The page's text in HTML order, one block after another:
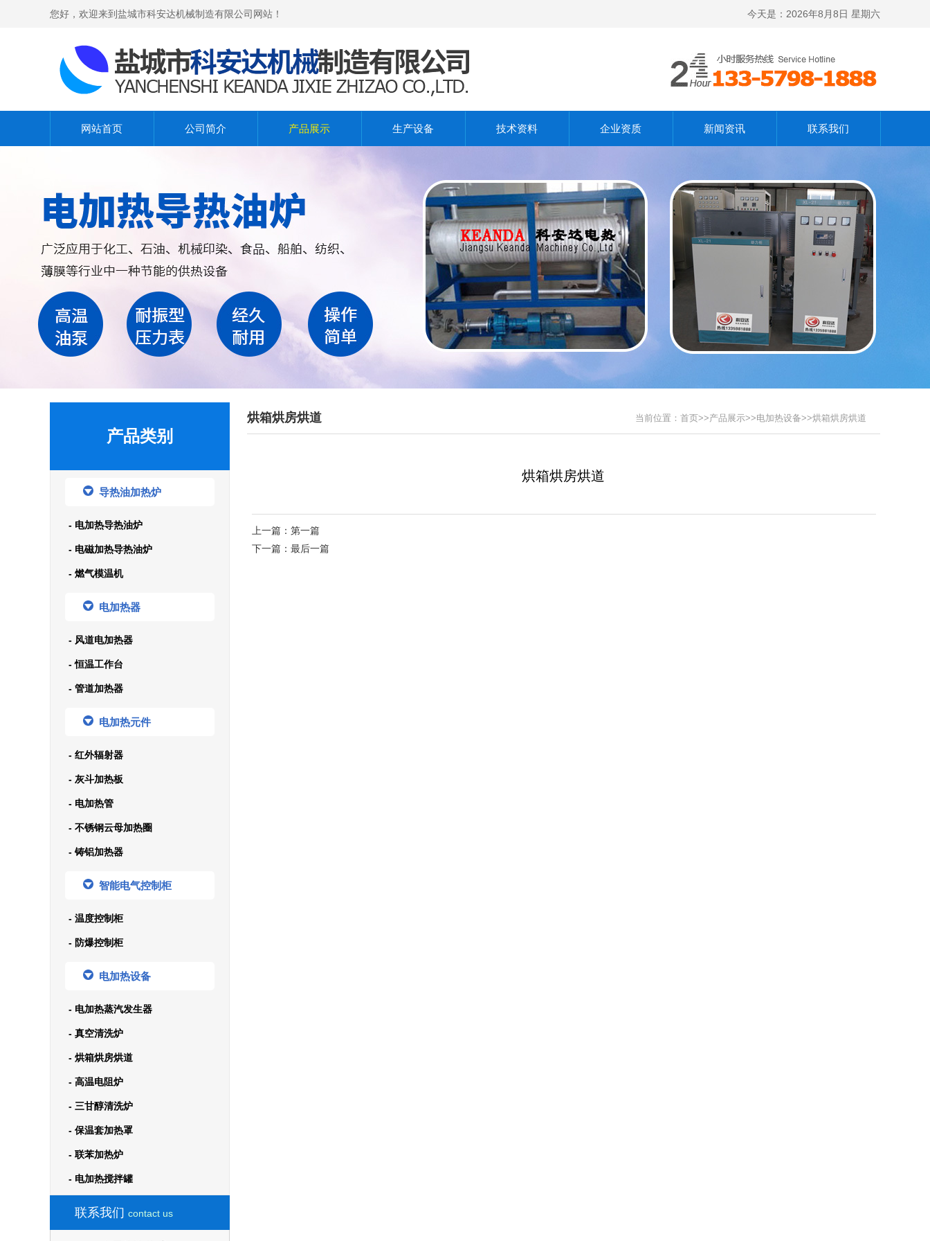
您好，欢迎来到盐城市科安达机械制造有限公司网站！ 今天是： 2026年8月8日 星期六
网站首页 公司简介 产品展示 生产设备 技术资料 企业资质 新闻资讯 联系我们
产品类别
导热油加热炉
- 电加热导热油炉
- 电磁加热导热油炉
- 燃气模温机
电加热器
- 风道电加热器
- 恒温工作台
- 管道加热器
电加热元件
- 红外辐射器
- 灰斗加热板
- 电加热管
- 不锈钢云母加热圈
- 铸铝加热器
智能电气控制柜
- 温度控制柜
- 防爆控制柜
电加热设备
- 电加热蒸汽发生器
- 真空清洗炉
- 烘箱烘房烘道
- 高温电阻炉
- 三甘醇清洗炉
- 保温套加热罩
- 联苯加热炉
- 电加热搅拌罐
联系我们 contact us
烘箱烘房烘道 当前位置： 首页>>产品展示>>电加热设备>>烘箱烘房烘道
烘箱烘房烘道
上一篇：第一篇
下一篇：最后一篇